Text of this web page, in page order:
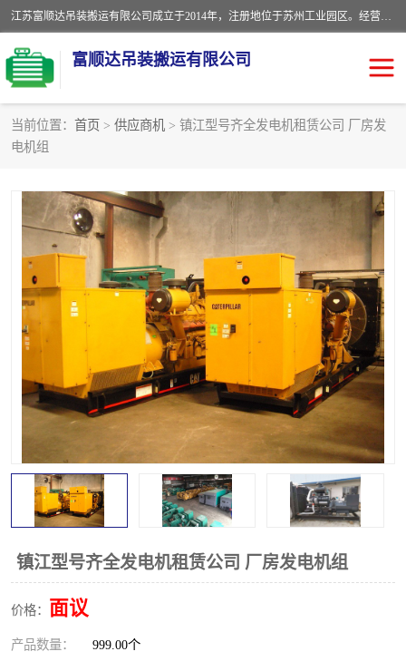
江苏富顺达吊装搬运有限公司成立于2014年，注册地位于苏州工业园区。经营范围包括起重吊装、搬运装卸服务；叉车、吊车租赁；水电安装；机电工程施工及维护；机电设备安装；家政服务、保洁服务。苏州搬运公司，苏州叉车出租，苏州吊车出租，苏州工厂设备搬运，专业设备吊装服务。
富顺达吊装搬运有限公司
当前位置： 首页 > 供应商机 > 镇江型号齐全发电机租赁公司 厂房发
电机组
镇江型号齐全发电机租赁公司 厂房发电机组
价格： 面议
产品数量： 999.00个
苏州设备搬运吊装服务
工厂搬迁公司 设备包装
设备定位移位 起重吊装
设备搬运 吊装公司
工厂设备搬运 专业设备吊装服务
吊车出租租赁服务 叉车出租租赁服务